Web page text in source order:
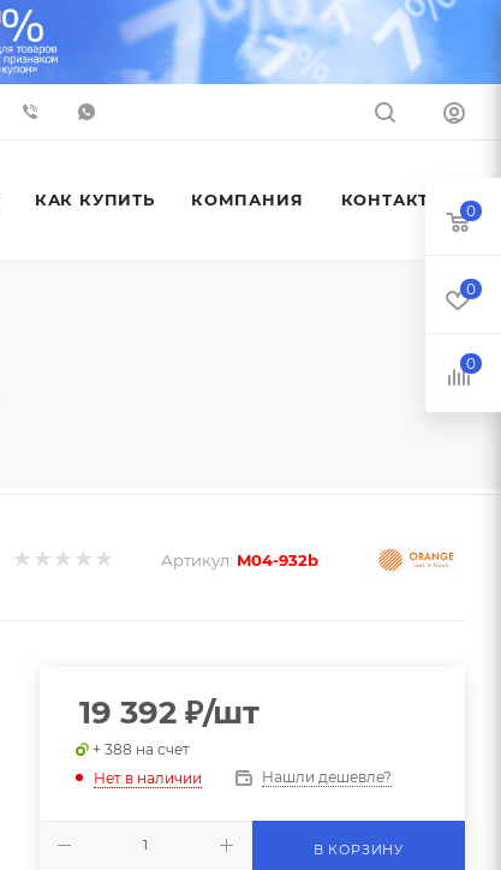
КАК КУПИТЬ КОМПАНИЯ КОНТАКТЫ
Артикул: M04-932b
19 392₽/шт
+ 388 на счет
Нет в наличии
Нашли дешевле?
В КОРЗИНУ
0
0
0